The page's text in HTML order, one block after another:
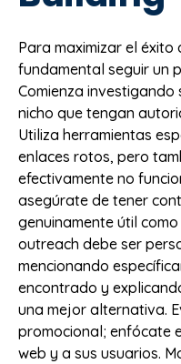
Para maximizar el
fundamental seguir un
Comienza
nicho que tengan
Utiliza herramientas
enlaces rotos, pero
efectivamente no
asegúrate de tener
genuinamente útil
outreach debe ser
mencionando
encontrado y
una mejor alternativa.
promocional; enfócate
web y a sus usuarios.